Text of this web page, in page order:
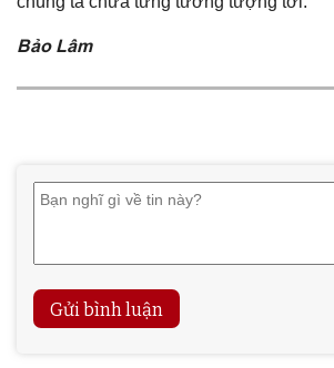
Bảo Lâm
Gửi bình luận